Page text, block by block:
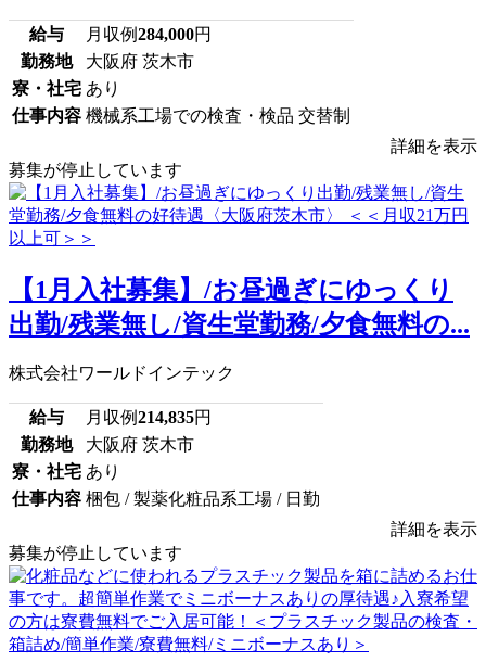
給与 月収例284,000円
勤務地
大阪府 茨木市
寮・社宅 あり
仕事内容 機械系工場での検査・検品 交替制
詳細を表示
募集が停止しています
【1月入社募集】/お昼過ぎにゆっくり
出勤/残業無し/資生堂勤務/夕食無料の...
株式会社ワールドインテック
給与 月収例214,835円
勤務地
大阪府 茨木市
寮・社宅 あり
仕事内容 梱包 / 製薬化粧品系工場 / 日勤
詳細を表示
募集が停止しています